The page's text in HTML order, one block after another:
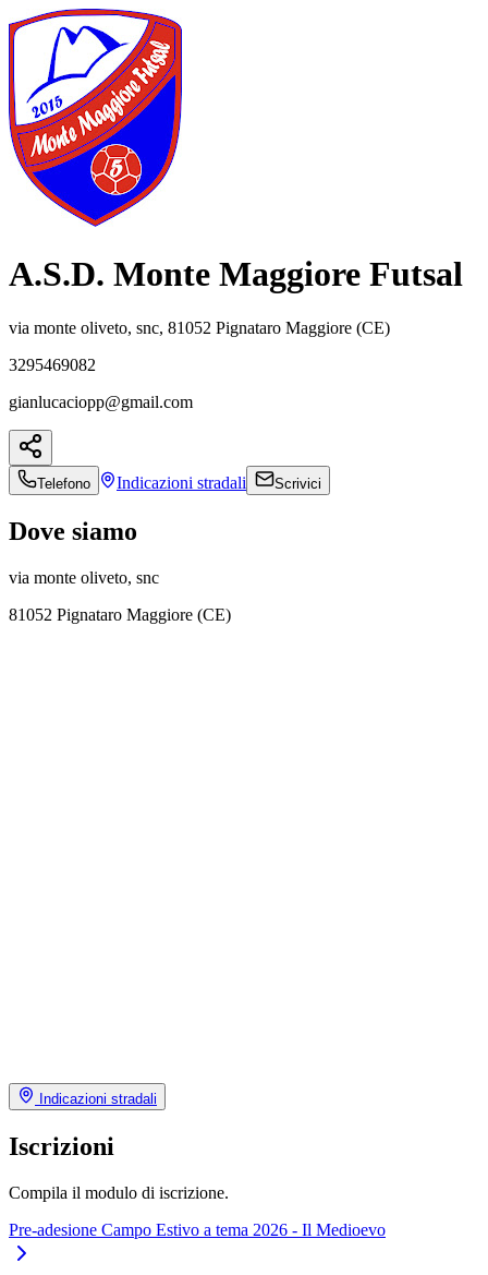
A.S.D. Monte Maggiore Futsal
via monte oliveto, snc, 81052 Pignataro Maggiore (CE)
3295469082
gianlucaciopp@gmail.com
Telefono Indicazioni stradali Scrivici
Dove siamo
via monte oliveto, snc
81052 Pignataro Maggiore (CE)
Indicazioni stradali
Iscrizioni
Compila il modulo di iscrizione.
Pre-adesione Campo Estivo a tema 2026 - Il Medioevo